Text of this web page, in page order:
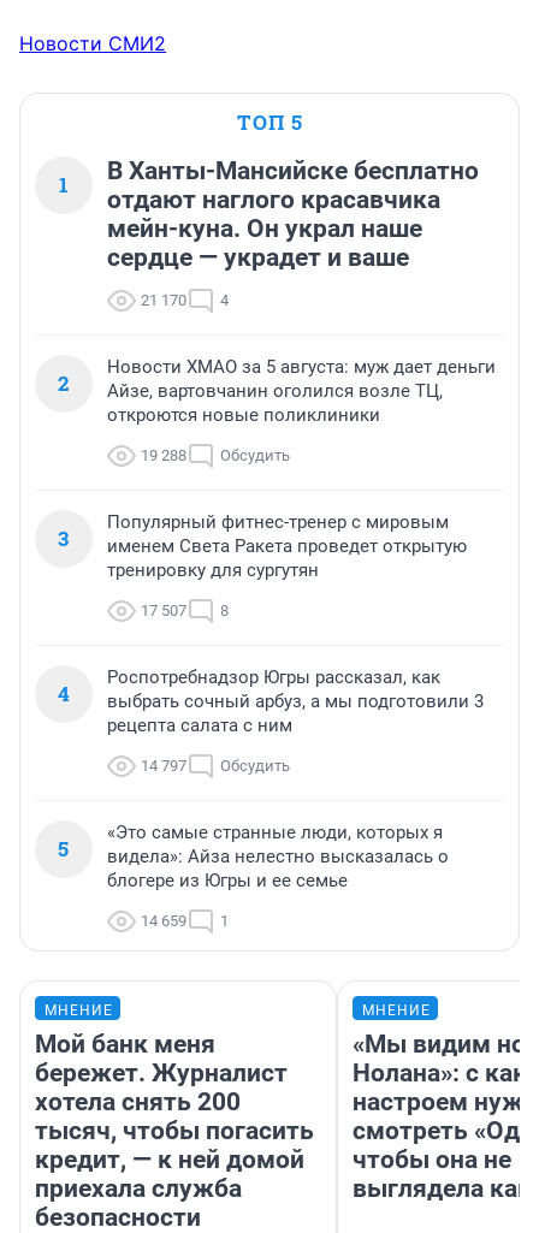
Новости СМИ2
ТОП 5
1
В Ханты-Мансийске бесплатно
отдают наглого красавчика
мейн-куна. Он украл наше
сердце — украдет и ваше
21 170 4
2
Новости ХМАО за 5 августа: муж дает деньги
Айзе, вартовчанин оголился возле ТЦ,
откроются новые поликлиники
19 288 Обсудить
3
Популярный фитнес-тренер с мировым
именем Света Ракета проведет открытую
тренировку для сургутян
17 507 8
4
Роспотребнадзор Югры рассказал, как
выбрать сочный арбуз, а мы подготовили 3
рецепта салата с ним
14 797 Обсудить
5
«Это самые странные люди, которых я
видела»: Айза нелестно высказалась о
блогере из Югры и ее семье
14 659 1
МНЕНИЕ
Мой банк меня
бережет. Журналист
хотела снять 200
тысяч, чтобы погасить
кредит, — к ней домой
приехала служба
безопасности
МНЕНИЕ
«Мы видим
Нолана»: с
настроем
смотреть
чтобы она не
выглядела как